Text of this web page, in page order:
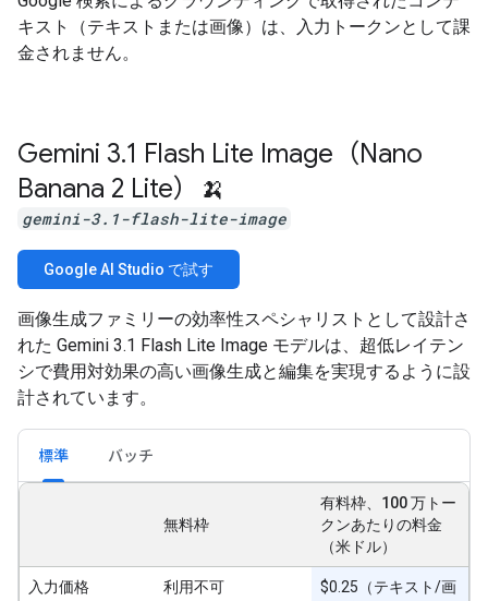
キスト（テキストまたは画像）は、入力トークンとして課
金されません。
Gemini 3.1 Flash Lite Image（Nano
Banana 2 Lite）🍌
gemini-3.1-flash-lite-image
Google AI Studio で試す
画像生成ファミリーの効率性スペシャリストとして設計さ
れた Gemini 3.1 Flash Lite Image モデルは、超低レイテン
シで費用対効果の高い画像生成と編集を実現するように設
計されています。
標準 バッチ
無料枠
有料枠、100 万トー
クンあたりの料金
（米ドル）
入力価格 利用不可
$0.25（テキスト/画